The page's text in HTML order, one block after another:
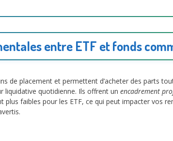
entre ETF et fonds
de placement et permettent d’acheter des parts
liquidative quotidienne. Ils offrent un encadrement
faibles pour les ETF, ce qui peut impacter vos